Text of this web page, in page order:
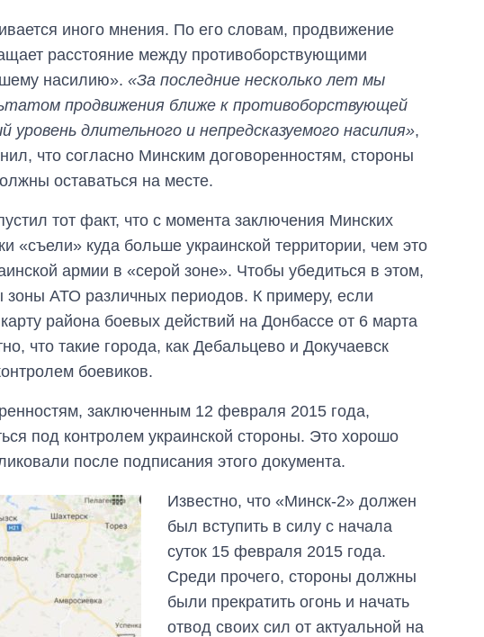
иного мнения. По его словам, продвижение
расстояние между противоборствующими
насилию». «За последние несколько лет мы
продвижения ближе к противоборствующей
длительного и непредсказуемого насилия»,
что согласно Минским договоренностям, стороны
оставаться на месте.
тот факт, что с момента заключения Минских
«съели» куда больше украинской территории, чем это
армии в «серой зоне». Чтобы убедиться в этом,
зоны АТО различных периодов. К примеру, если
района боевых действий на Донбассе от 6 марта
что такие города, как Дебальцево и Докучаевск
боевиков.
заключенным 12 февраля 2015 года,
под контролем украинской стороны. Это хорошо
после подписания этого документа.
Известно, что «Минск-2» должен
был вступить в силу с начала
суток 15 февраля 2015 года.
Среди прочего, стороны должны
были прекратить огонь и начать
отвод своих сил от актуальной на